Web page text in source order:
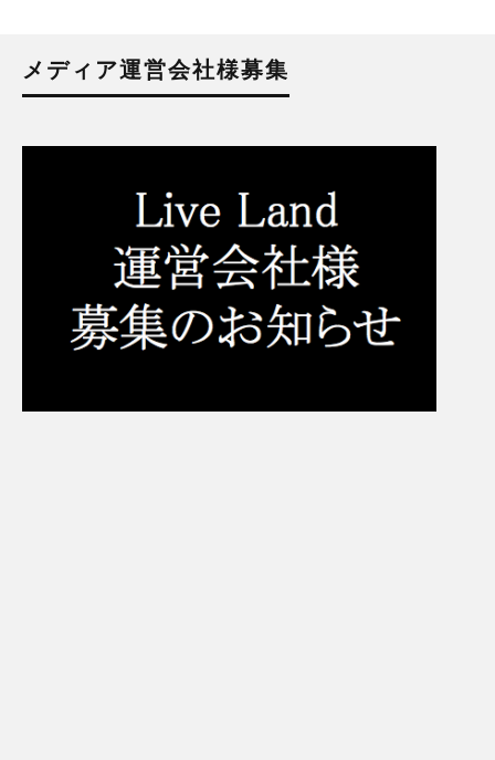
メディア運営会社様募集